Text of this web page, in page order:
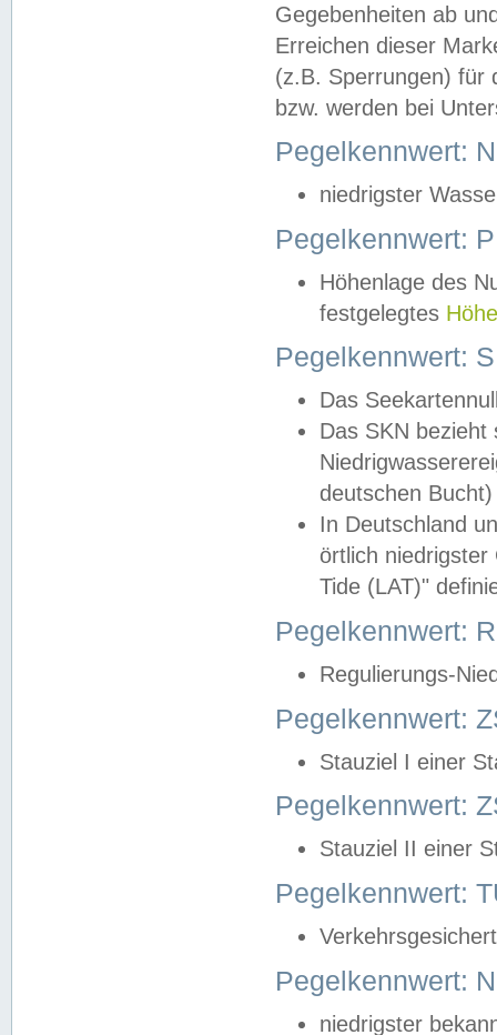
Gegebenheiten ab
Erreichen dieser
(z.B. Sperrungen) für
bzw. werden bei
Pegelkennwert:
niedrigster
Pegelkennwert:
Höhenlage des
festgelegtes
Pegelkennwert:
Das
Das SKN
deutschen
In Deutschland
örtlich
Tide (LAT)"
Pegelkennwert:
Regulierungs-
Pegelkennwert:
Stauziel I einer
Pegelkennwert:
Stauziel II einer
Pegelkennwert:
Pegelkennwert:
niedrigster